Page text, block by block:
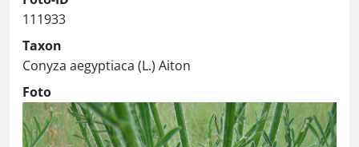
111933
Taxon
Conyza aegyptiaca (L.) Aiton
Foto